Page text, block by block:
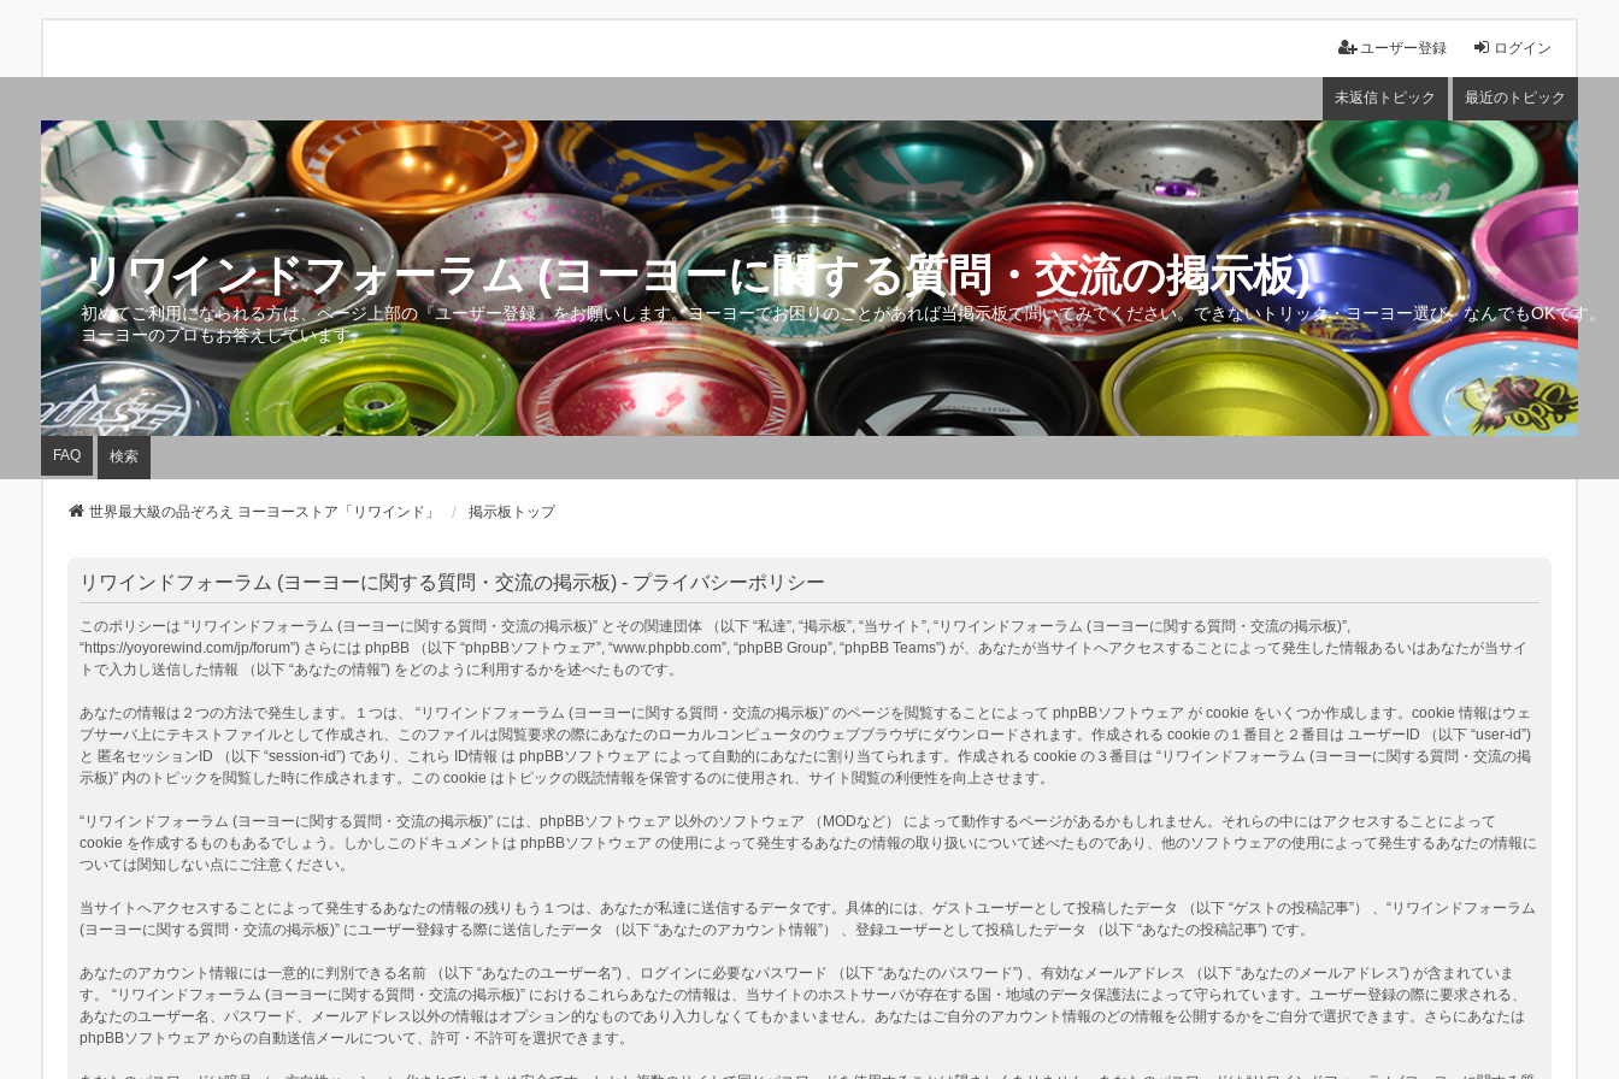
ログイン
ユーザー登録
未返信トピック 最近のトピック
リワインドフォーラム (ヨーヨーに関する質問・交流の掲示板)
初めてご利用になられる方は、ページ上部の『ユーザー登録』をお願いします。ヨーヨーでお困りのことがあれば当掲示板で聞いてみてください。できないトリック・ヨーヨー選び、なんでもOKです。
ヨーヨーのプロもお答えしています。
FAQ 検索
世界最大級の品ぞろえ ヨーヨーストア「リワインド」 掲示板トップ
リワインドフォーラム (ヨーヨーに関する質問・交流の掲示板) - プライバシーポリシー
このポリシーは “リワインドフォーラム (ヨーヨーに関する質問・交流の掲示板)” とその関連団体 （以下 “私達”, “掲示板”, “当サイト”, “リワインドフォーラム (ヨーヨーに関する質問・交流の掲示板)”,
“https://yoyorewind.com/jp/forum”) さらには phpBB （以下 “phpBBソフトウェア”, “www.phpbb.com”, “phpBB Group”, “phpBB Teams”) が、あなたが当サイトへアクセスすることによって発生した情報あるいはあなたが当サイ
トで入力し送信した情報 （以下 “あなたの情報”) をどのように利用するかを述べたものです。
あなたの情報は２つの方法で発生します。１つは、 “リワインドフォーラム (ヨーヨーに関する質問・交流の掲示板)” のページを閲覧することによって phpBBソフトウェア が cookie をいくつか作成します。cookie 情報はウェ
ブサーバ上にテキストファイルとして作成され、このファイルは閲覧要求の際にあなたのローカルコンピュータのウェブブラウザにダウンロードされます。作成される cookie の１番目と２番目は ユーザーID （以下 “user-id”)
と 匿名セッションID （以下 “session-id”) であり、これら ID情報 は phpBBソフトウェア によって自動的にあなたに割り当てられます。作成される cookie の３番目は “リワインドフォーラム (ヨーヨーに関する質問・交流の掲
示板)” 内のトピックを閲覧した時に作成されます。この cookie はトピックの既読情報を保管するのに使用され、サイト閲覧の利便性を向上させます。
“リワインドフォーラム (ヨーヨーに関する質問・交流の掲示板)” には、phpBBソフトウェア 以外のソフトウェア （MODなど） によって動作するページがあるかもしれません。それらの中にはアクセスすることによって
cookie を作成するものもあるでしょう。しかしこのドキュメントは phpBBソフトウェア の使用によって発生するあなたの情報の取り扱いについて述べたものであり、他のソフトウェアの使用によって発生するあなたの情報に
ついては関知しない点にご注意ください。
当サイトへアクセスすることによって発生するあなたの情報の残りもう１つは、あなたが私達に送信するデータです。具体的には、ゲストユーザーとして投稿したデータ （以下 “ゲストの投稿記事”） 、“リワインドフォーラム
(ヨーヨーに関する質問・交流の掲示板)” にユーザー登録する際に送信したデータ （以下 “あなたのアカウント情報”） 、登録ユーザーとして投稿したデータ （以下 “あなたの投稿記事”) です。
あなたのアカウント情報には一意的に判別できる名前 （以下 “あなたのユーザー名”) 、ログインに必要なパスワード （以下 “あなたのパスワード”) 、有効なメールアドレス （以下 “あなたのメールアドレス”) が含まれていま
す。 “リワインドフォーラム (ヨーヨーに関する質問・交流の掲示板)” におけるこれらあなたの情報は、当サイトのホストサーバが存在する国・地域のデータ保護法によって守られています。ユーザー登録の際に要求される、
あなたのユーザー名、パスワード、メールアドレス以外の情報はオプション的なものであり入力しなくてもかまいません。あなたはご自分のアカウント情報のどの情報を公開するかをご自分で選択できます。さらにあなたは
phpBBソフトウェア からの自動送信メールについて、許可・不許可を選択できます。